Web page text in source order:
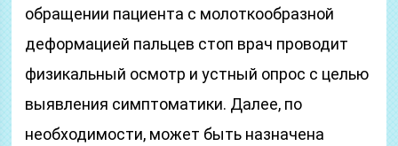
обращении пациента с молоткообразной
деформацией пальцев стоп врач проводит
физикальный осмотр и устный опрос с целью
выявления симптоматики. Далее, по
необходимости, может быть назначена